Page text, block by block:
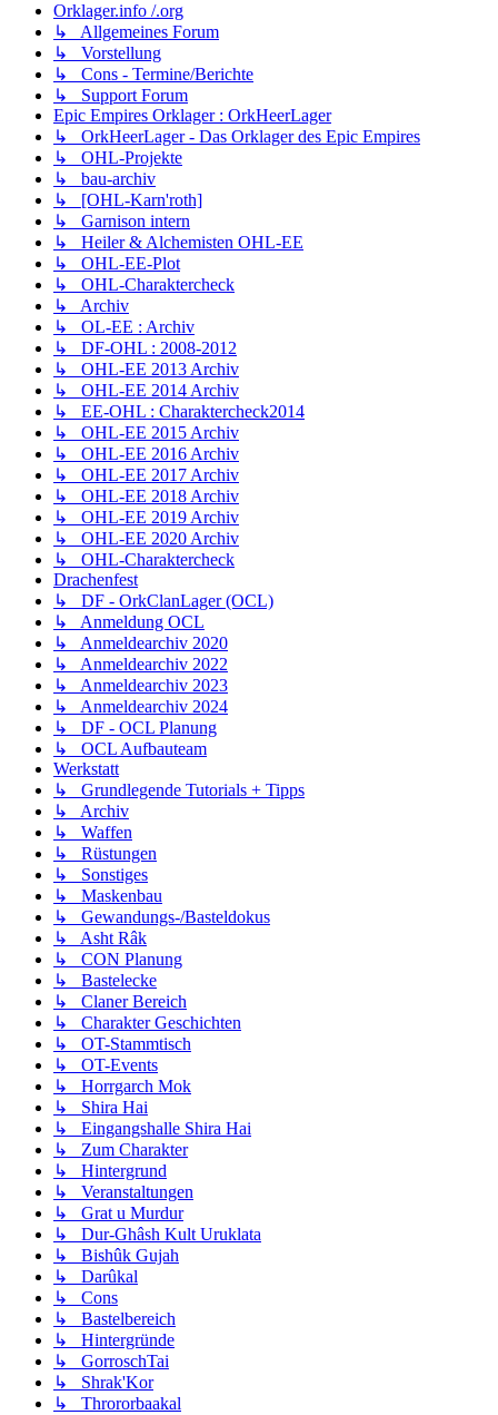
Orklager.info /.org
↳ Allgemeines Forum
↳ Vorstellung
↳ Cons - Termine/Berichte
↳ Support Forum
Epic Empires Orklager : OrkHeerLager
↳ OrkHeerLager - Das Orklager des Epic Empires
↳ OHL-Projekte
↳ bau-archiv
↳ [OHL-Karn'roth]
↳ Garnison intern
↳ Heiler & Alchemisten OHL-EE
↳ OHL-EE-Plot
↳ OHL-Charaktercheck
↳ Archiv
↳ OL-EE : Archiv
↳ DF-OHL : 2008-2012
↳ OHL-EE 2013 Archiv
↳ OHL-EE 2014 Archiv
↳ EE-OHL : Charaktercheck2014
↳ OHL-EE 2015 Archiv
↳ OHL-EE 2016 Archiv
↳ OHL-EE 2017 Archiv
↳ OHL-EE 2018 Archiv
↳ OHL-EE 2019 Archiv
↳ OHL-EE 2020 Archiv
↳ OHL-Charaktercheck
Drachenfest
↳ DF - OrkClanLager (OCL)
↳ Anmeldung OCL
↳ Anmeldearchiv 2020
↳ Anmeldearchiv 2022
↳ Anmeldearchiv 2023
↳ Anmeldearchiv 2024
↳ DF - OCL Planung
↳ OCL Aufbauteam
Werkstatt
↳ Grundlegende Tutorials + Tipps
↳ Archiv
↳ Waffen
↳ Rüstungen
↳ Sonstiges
↳ Maskenbau
↳ Gewandungs-/Basteldokus
↳ Asht Râk
↳ CON Planung
↳ Bastelecke
↳ Claner Bereich
↳ Charakter Geschichten
↳ OT-Stammtisch
↳ OT-Events
↳ Horrgarch Mok
↳ Shira Hai
↳ Eingangshalle Shira Hai
↳ Zum Charakter
↳ Hintergrund
↳ Veranstaltungen
↳ Grat u Murdur
↳ Dur-Ghâsh Kult Uruklata
↳ Bishûk Gujah
↳ Darûkal
↳ Cons
↳ Bastelbereich
↳ Hintergründe
↳ GorroschTai
↳ Shrak'Kor
↳ Thrororbaakal